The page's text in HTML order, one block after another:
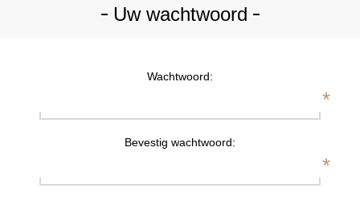
Uw wachtwoord
Wachtwoord:
*
Bevestig wachtwoord:
*